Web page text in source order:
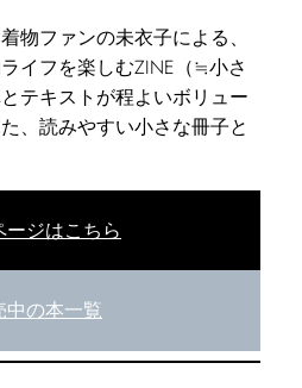
物ファンの未衣子による、
イフを楽しむZINE（≒小さ
テキストが程よいボリュー
、読みやすい小さな冊子と
ージはこちら
中の本一覧